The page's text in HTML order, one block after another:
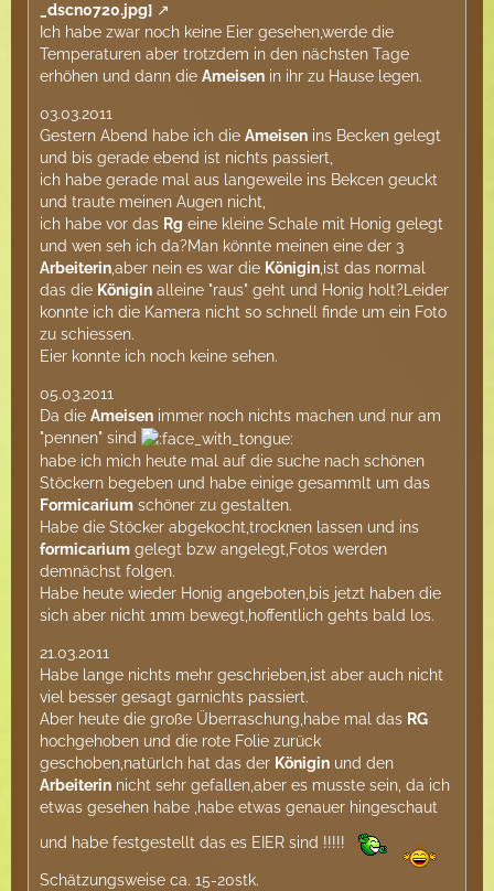
_dscn0720.jpg]
Ich habe zwar noch keine Eier gesehen,werde die
Temperaturen aber trotzdem in den nächsten Tage
erhöhen und dann die Ameisen in ihr zu Hause legen.
03.03.2011
Gestern Abend habe ich die Ameisen ins Becken gelegt
und bis gerade ebend ist nichts passiert,
ich habe gerade mal aus langeweile ins Bekcen geuckt
und traute meinen Augen nicht,
ich habe vor das Rg eine kleine Schale mit Honig gelegt
und wen seh ich da?Man könnte meinen eine der 3
Arbeiterin,aber nein es war die Königin ,ist das normal
das die Königin alleine "raus" geht und Honig holt?Leider
konnte ich die Kamera nicht so schnell finde um ein Foto
zu schiessen.
Eier konnte ich noch keine sehen.
05.03.2011
Da die Ameisen immer noch nichts machen und nur am
"pennen" sind
habe ich mich heute mal auf die suche nach schönen
Stöckern begeben und habe einige gesammlt um das
Formicarium schöner zu gestalten.
Habe die Stöcker abgekocht,trocknen lassen und ins
formicarium gelegt bzw angelegt,Fotos werden
demnächst folgen.
Habe heute wieder Honig angeboten,bis jetzt haben die
sich aber nicht 1mm bewegt,hoffentlich gehts bald los.
21.03.2011
Habe lange nichts mehr geschrieben,ist aber auch nicht
viel besser gesagt garnichts passiert.
Aber heute die große Überraschung,habe mal das RG
hochgehoben und die rote Folie zurück
geschoben,natürlch hat das der Königin und den
Arbeiterin nicht sehr gefallen,aber es musste sein, da ich
etwas gesehen habe ,habe etwas genauer hingeschaut
und habe festgestellt das es EIER sind !!!!!
Schätzungsweise ca. 15-20stk.